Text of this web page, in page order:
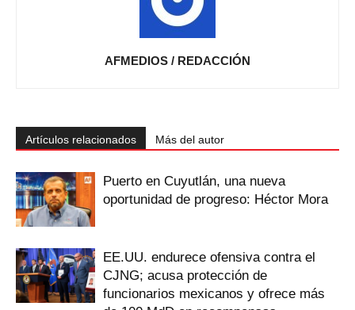
AFMEDIOS / REDACCIÓN
Artículos relacionados Más del autor
Puerto en Cuyutlán, una nueva
oportunidad de progreso: Héctor Mora
EE.UU. endurece ofensiva contra el
CJNG; acusa protección de
funcionarios mexicanos y ofrece más